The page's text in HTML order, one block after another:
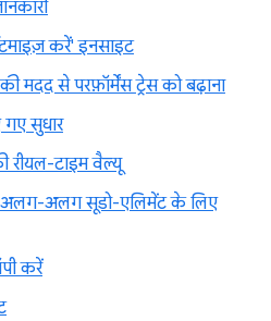
करें' इनसाइट
मदद से परफ़ॉर्मेंस ट्रेस को बढ़ाना
सुधार
रीयल-टाइम वैल्यू
अलग सूडो-एलिमेंट के लिए
करें